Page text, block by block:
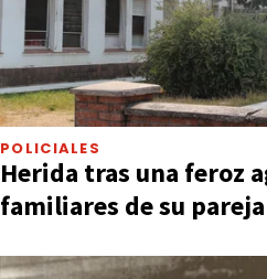
POLICIALES
Herida tras una feroz
familiares de su pareja